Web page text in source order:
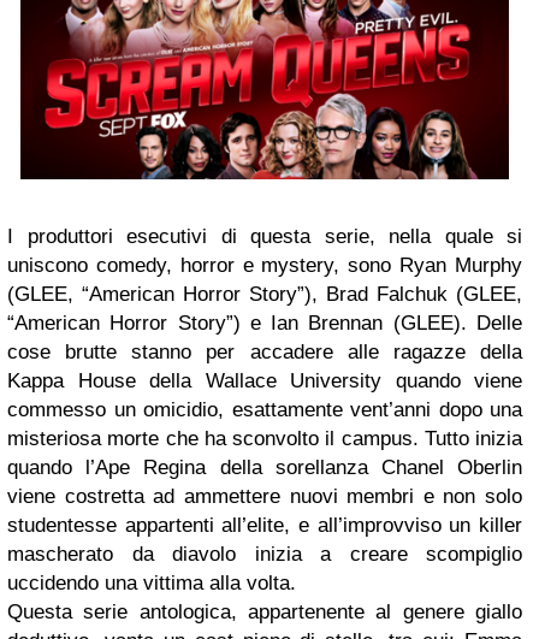
I produttori esecutivi di questa serie, nella quale si
uniscono comedy, horror e mystery, sono Ryan Murphy
(GLEE, “American Horror Story”), Brad Falchuk (GLEE,
“American Horror Story”) e Ian Brennan (GLEE). Delle
cose brutte stanno per accadere alle ragazze della
Kappa House della Wallace University quando viene
commesso un omicidio, esattamente vent’anni dopo una
misteriosa morte che ha sconvolto il campus. Tutto inizia
quando l’Ape Regina della sorellanza Chanel Oberlin
viene costretta ad ammettere nuovi membri e non solo
studentesse appartenti all’elite, e all’improvviso un killer
mascherato da diavolo inizia a creare scompiglio
uccidendo una vittima alla volta.
Questa serie antologica, appartenente al genere giallo